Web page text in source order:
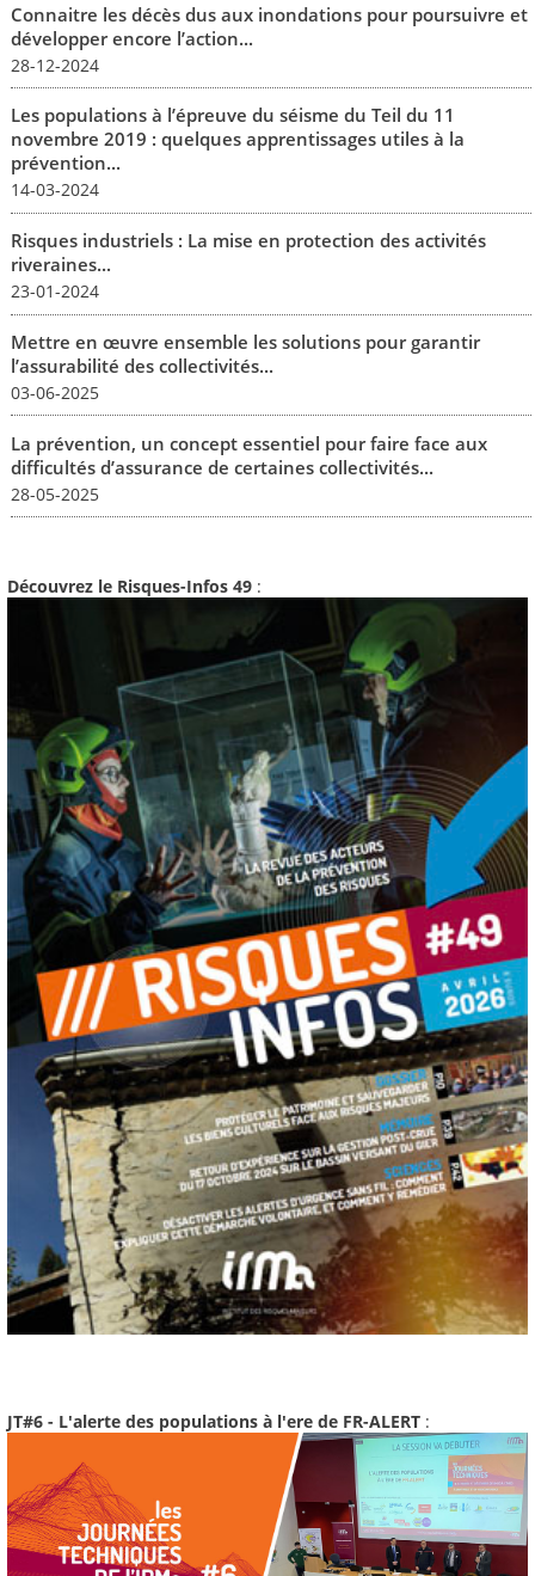
Connaitre les décès dus aux inondations pour poursuivre et
développer encore l’action...
28-12-2024
Les populations à l’épreuve du séisme du Teil du 11
novembre 2019 : quelques apprentissages utiles à la
prévention...
14-03-2024
Risques industriels : La mise en protection des activités
riveraines...
23-01-2024
Mettre en œuvre ensemble les solutions pour garantir
l’assurabilité des collectivités...
03-06-2025
La prévention, un concept essentiel pour faire face aux
difficultés d’assurance de certaines collectivités...
28-05-2025
Découvrez le Risques-Infos 49 :
JT#6 - L'alerte des populations à l'ere de FR-ALERT :